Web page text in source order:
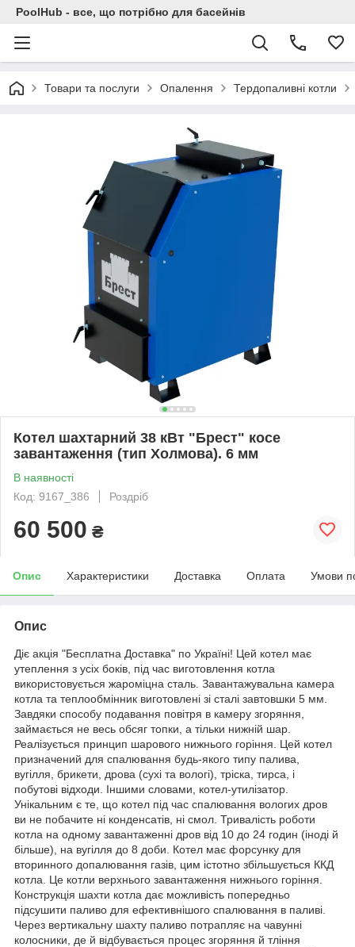
PoolHub - все, що потрібно для басейнів
Товари та послуги Опалення Тердопаливні котли
Котел шахтарний 38 кВт "Брест" косе
завантаження (тип Холмова). 6 мм
В наявності
Код: 9167_386
Роздріб
60 500 ₴
Опис Характеристики Доставка Оплата Умови
Опис
Діє акція "Бесплатна Доставка" по Україні! Цей котел має
утеплення з усіх боків, під час виготовлення котла
використовується жароміцна сталь. Завантажувальна камера
котла та теплообмінник виготовлені зі сталі завтовшки 5 мм.
Завдяки способу подавання повітря в камеру згоряння,
займається не весь обсяг топки, а тільки нижній шар.
Реалізується принцип шарового нижнього горіння. Цей котел
призначений для спалювання будь-якого типу палива,
вугілля, брикети, дрова (сухі та вологі), тріска, тирса, і
побутові відходи. Іншими словами, котел-утилізатор.
Унікальним є те, що котел під час спалювання вологих дров
ви не побачите ні конденсатів, ні смол. Тривалість роботи
котла на одному завантаженні дров від 10 до 24 годин (іноді й
більше), на вугілля до 8 доби. Котел має форсунку для
вторинного допалювання газів, цим істотно збільшується ККД
котла. Це котли верхнього завантаження нижнього горіння.
Конструкція шахти котла дає можливість попередньо
підсушити паливо для ефективнішого спалювання в паливі.
Через вертикальну шахту паливо потрапляє на чавунні
колосники, де й відбувається процес згоряння й тління